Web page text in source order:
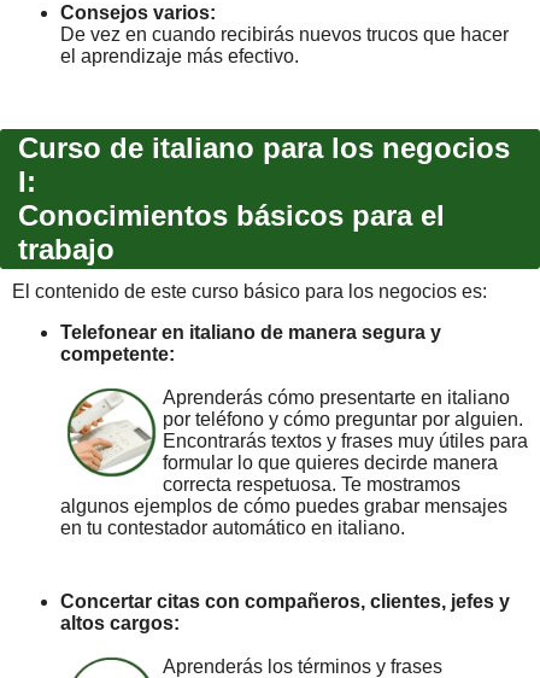
Consejos varios:
De vez en cuando recibirás nuevos trucos que hacer
el aprendizaje más efectivo.
Curso de italiano para los negocios
I:
Conocimientos básicos para el
trabajo
El contenido de este curso básico para los negocios es:
Telefonear en italiano de manera segura y
competente:
Aprenderás cómo presentarte en italiano
por teléfono y cómo preguntar por alguien.
Encontrarás textos y frases muy útiles para
formular lo que quieres decirde manera
correcta respetuosa. Te mostramos
algunos ejemplos de cómo puedes grabar mensajes
en tu contestador automático en italiano.
Concertar citas con compañeros, clientes, jefes y
altos cargos:
Aprenderás los términos y frases